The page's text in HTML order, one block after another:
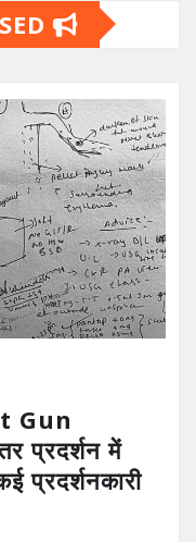
Gun
प्रदर्शन में
प्रदर्शनकारी